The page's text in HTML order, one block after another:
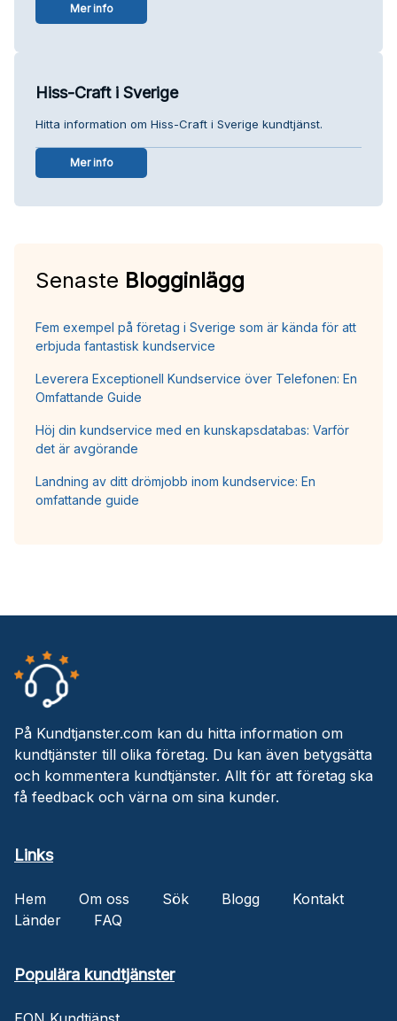
Mer info
Hiss-Craft i Sverige
Hitta information om Hiss-Craft i Sverige kundtjänst.
Mer info
Senaste Blogginlägg
Fem exempel på företag i Sverige som är kända för att
erbjuda fantastisk kundservice
Leverera Exceptionell Kundservice över Telefonen: En
Omfattande Guide
Höj din kundservice med en kunskapsdatabas: Varför
det är avgörande
Landning av ditt drömjobb inom kundservice: En
omfattande guide
På Kundtjanster.com kan du hitta information om
kundtjänster till olika företag. Du kan även betygsätta
och kommentera kundtjänster. Allt för att företag ska
få feedback och värna om sina kunder.
Links
Hem Om oss Sök Blogg
Kontakt
Länder
FAQ
Populära kundtjänster